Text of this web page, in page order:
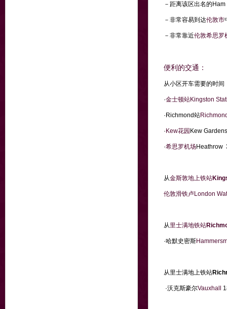
－距离该区出名的
－非常容易到达伦敦市
－非常靠近伦敦希思罗
便利的交通：
从小区开车需要的时间
·金士顿站Kingston
·Richmond站
· Kew花园 Kew
·希思罗机场
从金斯敦地上铁站
伦敦滑铁卢London
从里士满地铁站
·哈默史密斯
从里士满地上铁站
·沃克斯豪尔Vauxhall